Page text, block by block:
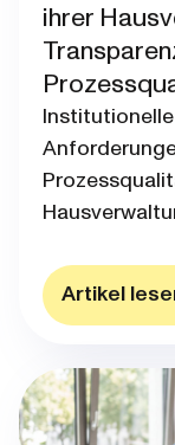
ihrer
Artikel
Blog post